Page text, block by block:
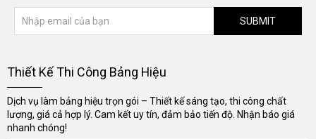
SUBMIT
Thiết Kế Thi Công Bảng Hiệu
Dịch vụ làm bảng hiệu trọn gói – Thiết kế sáng tạo, thi công chất
lượng, giá cả hợp lý. Cam kết uy tín, đảm bảo tiến độ. Nhận báo giá
nhanh chóng!